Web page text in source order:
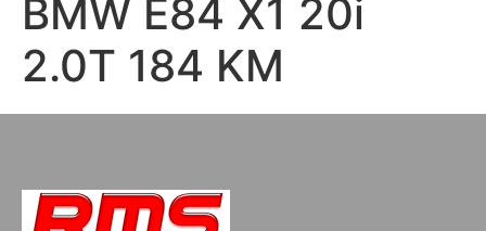
BMW E84 X1 20i
2.0T 184 KM